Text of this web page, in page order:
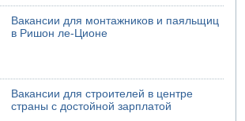
Вакансии для монтажников и паяльщиц
в Ришон ле-Ционе
Вакансии для строителей в центре
страны с достойной зарплатой